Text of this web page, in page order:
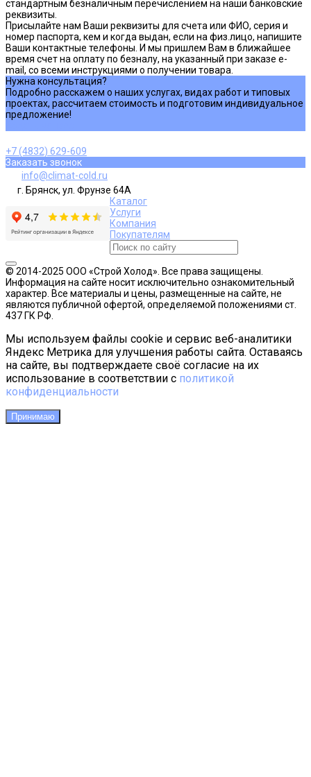
стандартным безналичным перечислением на наши банковские
реквизиты.
Присылайте нам Ваши реквизиты для счета или ФИО, серия и
номер паспорта, кем и когда выдан, если на физ.лицо, напишите
Ваши контактные телефоны. И мы пришлем Вам в ближайшее
время счет на оплату по безналу, на указанный при заказе e-
mail, со всеми инструкциями о получении товара.
Нужна консультация?
Подробно расскажем о наших услугах, видах работ и типовых
проектах, рассчитаем стоимость и подготовим индивидуальное
предложение!
+7 (4832) 629-609
Заказать звонок
info@climat-cold.ru
г. Брянск, ул. Фрунзе 64А
Каталог
Услуги
Компания
Покупателям
© 2014-2025 ООО «Строй Холод». Все права защищены.
Информация на сайте носит исключительно ознакомительный
характер. Все материалы и цены, размещенные на сайте, не
являются публичной офертой, определяемой положениями ст.
437 ГК РФ.
Мы используем файлы cookie и сервис веб-аналитики
Яндекс Метрика для улучшения работы сайта. Оставаясь
на сайте, вы подтверждаете своё согласие на их
использование в соответствии с политикой
конфиденциальности
Принимаю